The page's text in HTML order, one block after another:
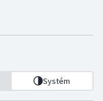
Systém